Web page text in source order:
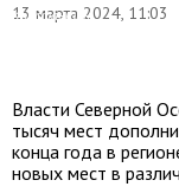
13 марта 2024, 11:03
Константин
Власти Северной
тысяч мест
конца года в
новых мест в